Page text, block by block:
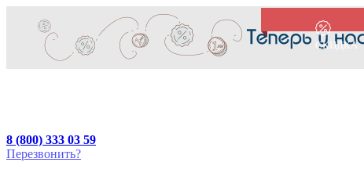
8 (800) 333 03 59
Перезвонить?
СКИДКА